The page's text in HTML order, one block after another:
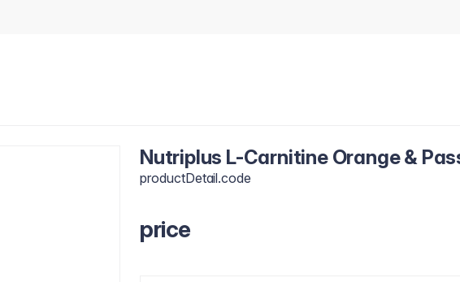
Nutriplus L-Carnitine Orange &
productDetail.code
price